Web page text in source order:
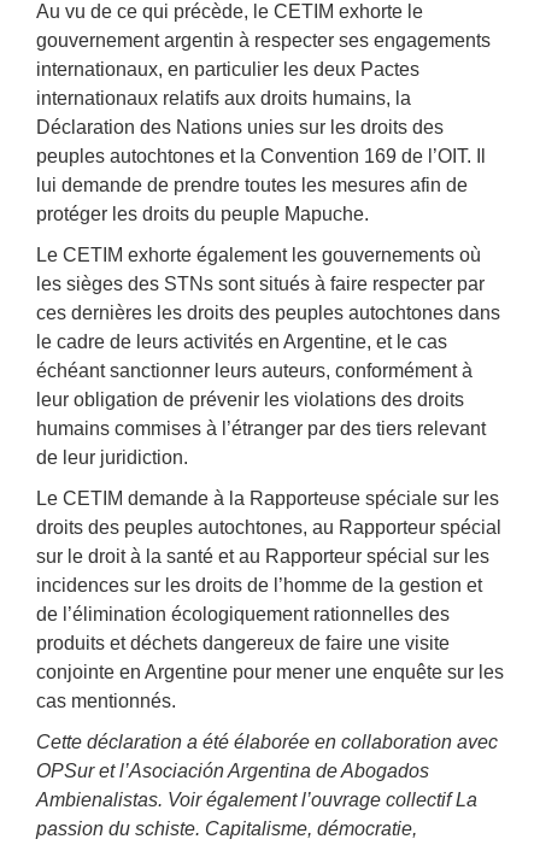
Au vu de ce qui précède, le CETIM exhorte le
gouvernement argentin à respecter ses engagements
internationaux, en particulier les deux Pactes
internationaux relatifs aux droits humains, la
Déclaration des Nations unies sur les droits des
peuples autochtones et la Convention 169 de l’OIT. Il
lui demande de prendre toutes les mesures afin de
protéger les droits du peuple Mapuche.
Le CETIM exhorte également les gouvernements où
les sièges des STNs sont situés à faire respecter par
ces dernières les droits des peuples autochtones dans
le cadre de leurs activités en Argentine, et le cas
échéant sanctionner leurs auteurs, conformément à
leur obligation de prévenir les violations des droits
humains commises à l’étranger par des tiers relevant
de leur juridiction.
Le CETIM demande à la Rapporteuse spéciale sur les
droits des peuples autochtones, au Rapporteur spécial
sur le droit à la santé et au Rapporteur spécial sur les
incidences sur les droits de l’homme de la gestion et
de l’élimination écologiquement rationnelles des
produits et déchets dangereux de faire une visite
conjointe en Argentine pour mener une enquête sur les
cas mentionnés.
Cette déclaration a été élaborée en collaboration avec
OPSur et l’Asociación Argentina de Abogados
Ambienalistas. Voir également l’ouvrage collectif La
passion du schiste. Capitalisme, démocratie,